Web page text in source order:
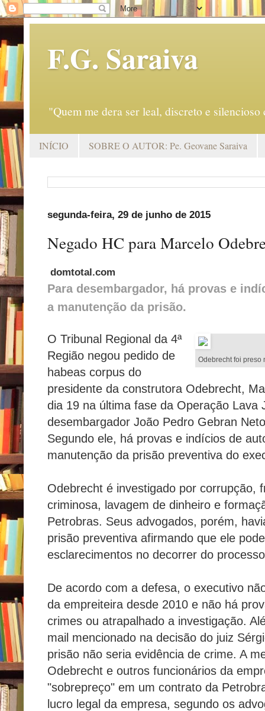
F.G. Saraiva
"Quem me dera ser leal, discreto e
INÍCIO SOBRE O AUTOR: Pe. Geovane Saraiva
segunda-feira, 29 de junho de 2015
Negado HC para Marcelo
domtotal.com
Para desembargador, há provas e
a manutenção da prisão.
Odebrecht foi preso
O Tribunal Regional da 4ª
Região negou pedido de
habeas corpus do
presidente da construtora Odebrecht,
dia 19 na última fase da Operação Lava
desembargador João Pedro Gebran
Segundo ele, há provas e indícios de
manutenção da prisão preventiva do
Odebrecht é investigado por corrupção,
criminosa, lavagem de dinheiro e
Petrobras. Seus advogados, porém,
prisão preventiva afirmando que ele
esclarecimentos no decorrer do
De acordo com a defesa, o executivo
da empreiteira desde 2010 e não há
crimes ou atrapalhado a investigação.
mail mencionado na decisão do juiz
prisão não seria evidência de crime. A
Odebrecht e outros funcionários da
"sobrepreço" em um contrato da
lucro legal da empresa, segundo os